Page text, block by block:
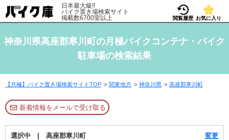
日本最大級!!
バイク置き場検索サイト
掲載数6700室以上
閲覧履歴 お気に入り
神奈川県高座郡寒川町の月極バイクコンテナ・バイク
駐車場の検索結果
【月極】バイク置き場検索サイトTOP 関東地方 神奈川県 高座郡寒川町
新着情報をメールで受け取る
選択中 | 高座郡寒川町 変更